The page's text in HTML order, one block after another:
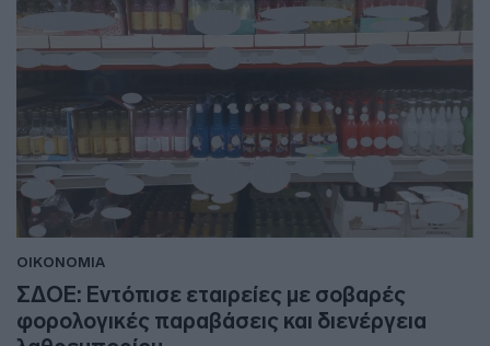
ΟΙΚΟΝΟΜΙΑ
ΣΔΟΕ: Εντόπισε εταιρείες με σοβαρές
φορολογικές παραβάσεις και διενέργεια